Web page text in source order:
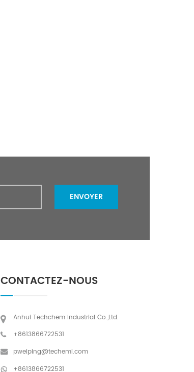
ENVOYER
CONTACTEZ-NOUS
Anhui Techchem Industrial Co.,Ltd.
+8613866722531
pweiping@techemi.com
+8613866722531